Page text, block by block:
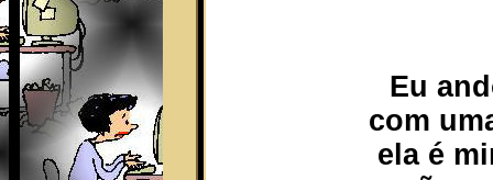
Eu
com
ela é